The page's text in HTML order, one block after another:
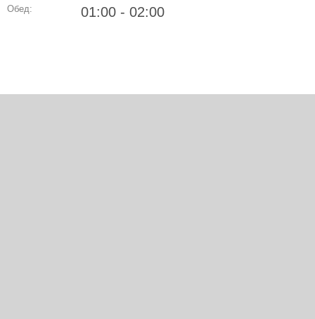
Обед: 01:00 - 02:00